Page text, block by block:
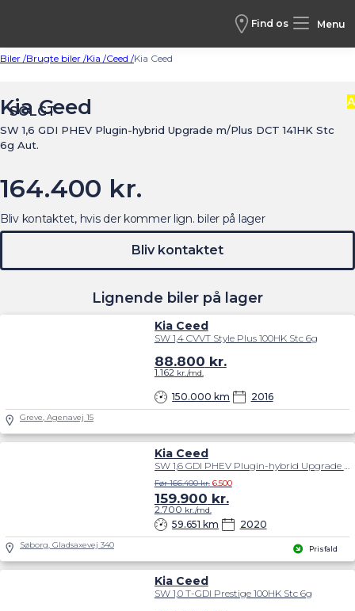
Find os Menu
Biler /Brugte biler /Kia /Ceed /Kia Ceed
SOLGT
Kia Ceed
SW 1,6 GDI PHEV Plugin-hybrid Upgrade m/Plus DCT 141HK Stc
6g Aut.
A
164.400 kr.
Lignende biler på lager
Kia Ceed
SW 1,4 CVVT Style Plus 100HK Stc 6g
150.000 km 2016
88.800 kr.
1.162kr./md.
Greve, Agenavej 15
Prisfald
Kia Ceed
SW 1,6 GDI PHEV Plugin-hybrid Upgrade m/Plus DCT 141HK Stc 6g Aut.
59.651 km 2020
Før 166.400 kr. 6.500
159.900 kr.
2.700 kr./md.
Søborg, Gladsaxevej 340
Kia Ceed
SW 1,0 T-GDI Prestige 100HK Stc 6g
Bliv kontaktet, hvis der kommer lign. biler på lager
Bliv kontaktet